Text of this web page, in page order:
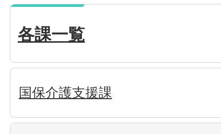
各課一覧
国保介護支援課